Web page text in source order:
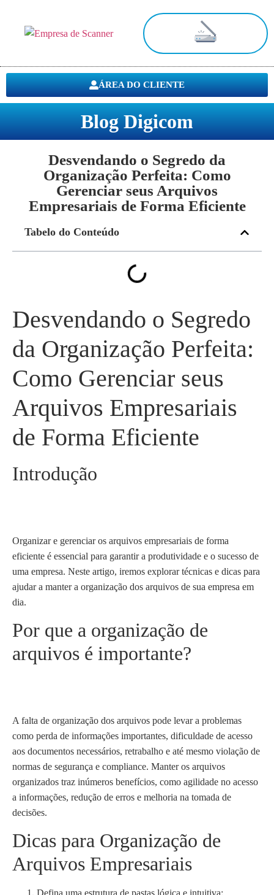
ÁREA DO CLIENTE
Blog Digicom
Desvendando o Segredo da
Organização Perfeita: Como
Gerenciar seus Arquivos
Empresariais de Forma Eficiente
Tabelo do Conteúdo
Desvendando o Segredo
da Organização Perfeita:
Como Gerenciar seus
Arquivos Empresariais
de Forma Eficiente
Introdução
Organizar e gerenciar os arquivos empresariais de forma
eficiente é essencial para garantir a produtividade e o sucesso de
uma empresa. Neste artigo, iremos explorar técnicas e dicas para
ajudar a manter a organização dos arquivos de sua empresa em
dia.
Por que a organização de
arquivos é importante?
A falta de organização dos arquivos pode levar a problemas
como perda de informações importantes, dificuldade de acesso
aos documentos necessários, retrabalho e até mesmo violação de
normas de segurança e compliance. Manter os arquivos
organizados traz inúmeros benefícios, como agilidade no acesso
a informações, redução de erros e melhoria na tomada de
decisões.
Dicas para Organização de
Arquivos Empresariais
Defina uma estrutura de pastas lógica e intuitiva: